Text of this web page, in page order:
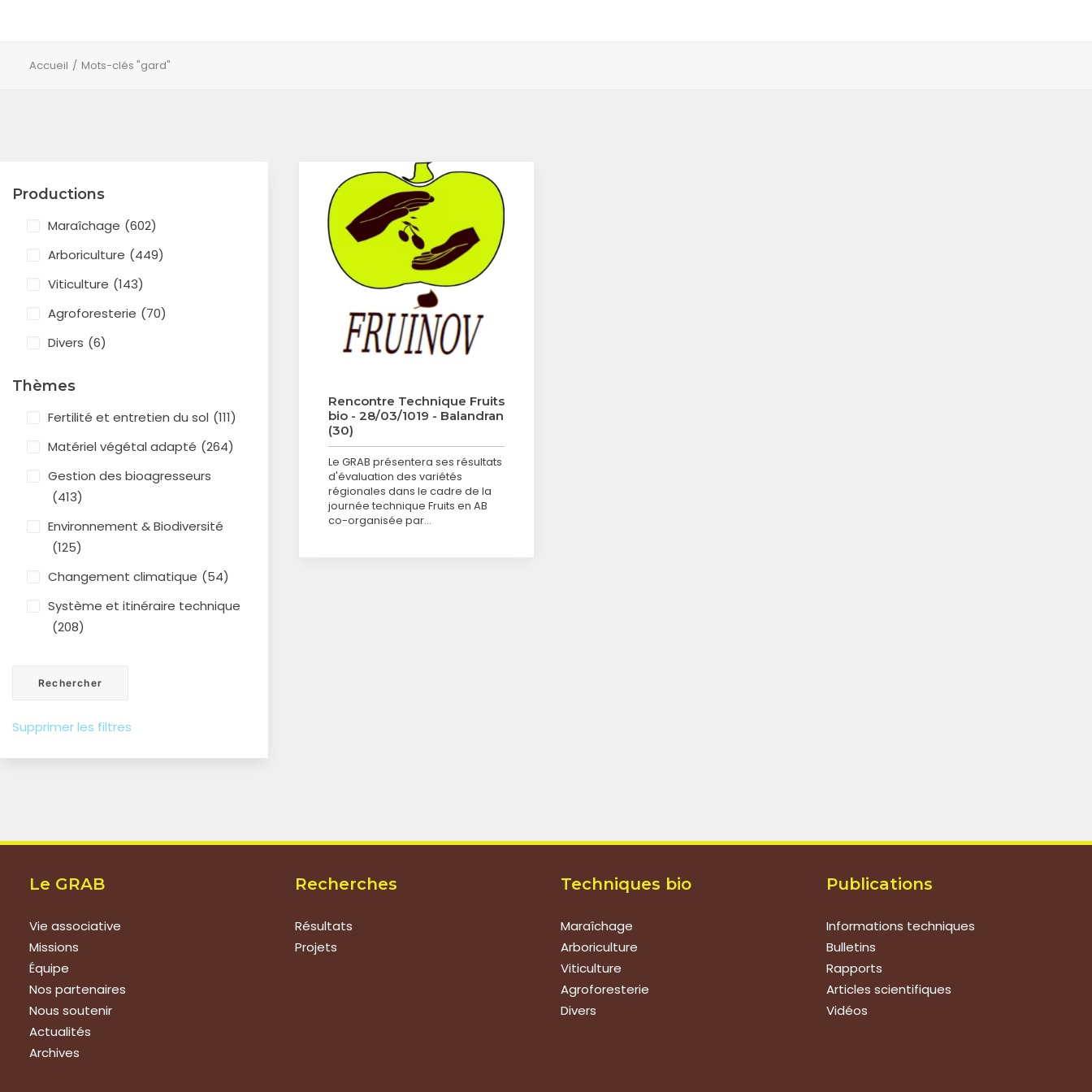
Accueil Mots-clés "gard"
Productions
Maraîchage (602)
Arboriculture (449)
Viticulture (143)
Agroforesterie (70)
Divers (6)
Thèmes
Fertilité et entretien du sol (111)
Matériel végétal adapté (264)
Gestion des bioagresseurs
(413)
Environnement & Biodiversité
(125)
Changement climatique (54)
Système et itinéraire technique
(208)
Supprimer les filtres
Rencontre Technique Fruits
bio - 28/03/1019 - Balandran
(30)
Le GRAB présentera ses résultats
d'évaluation des variétés
régionales dans le cadre de la
journée technique Fruits en AB
co-organisée par…
Le GRAB
Vie associative
Missions
Équipe
Nos partenaires
Nous soutenir
Actualités
Archives
Recherches
Résultats
Projets
Techniques bio
Maraîchage
Arboriculture
Viticulture
Agroforesterie
Divers
Publications
Informations techniques
Bulletins
Rapports
Articles scientifiques
Vidéos